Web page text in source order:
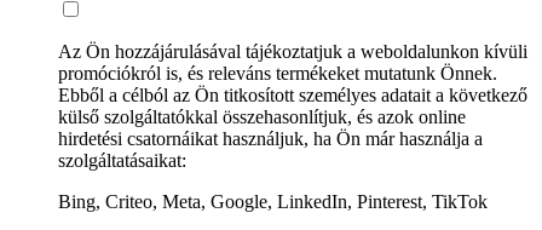
Az Ön hozzájárulásával tájékoztatjuk a weboldalunkon kívüli
promóciókról is, és releváns termékeket mutatunk Önnek.
Ebből a célból az Ön titkosított személyes adatait a következő
külső szolgáltatókkal összehasonlítjuk, és azok online
hirdetési csatornáikat használjuk, ha Ön már használja a
szolgáltatásaikat:
Bing, Criteo, Meta, Google, LinkedIn, Pinterest, TikTok